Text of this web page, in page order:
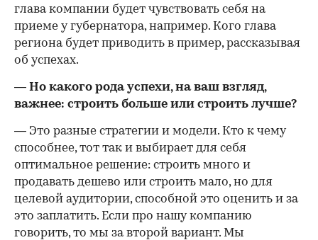
глава компании будет чувствовать себя на
приеме у губернатора, например. Кого глава
региона будет приводить в пример, рассказывая
об успехах.
— Но какого рода успехи, на ваш взгляд,
важнее: строить больше или строить лучше?
— Это разные стратегии и модели. Кто к чему
способнее, тот так и выбирает для себя
оптимальное решение: строить много и
продавать дешево или строить мало, но для
целевой аудитории, способной это оценить и за
это заплатить. Если про нашу компанию
говорить, то мы за второй вариант. Мы